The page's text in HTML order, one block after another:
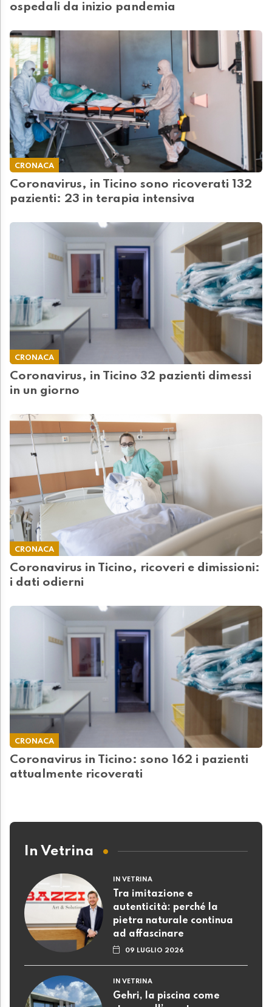
ospedali da inizio pandemia
CRONACA
Coronavirus, in Ticino sono ricoverati 132
pazienti: 23 in terapia intensiva
CRONACA
Coronavirus, in Ticino 32 pazienti dimessi
in un giorno
CRONACA
Coronavirus in Ticino, ricoveri e dimissioni:
i dati odierni
CRONACA
Coronavirus in Ticino: sono 162 i pazienti
attualmente ricoverati
In Vetrina
IN VETRINA
Tra imitazione e
autenticità: perché la
pietra naturale continua
ad affascinare
09 LUGLIO 2026
IN VETRINA
Gehri, la piscina come